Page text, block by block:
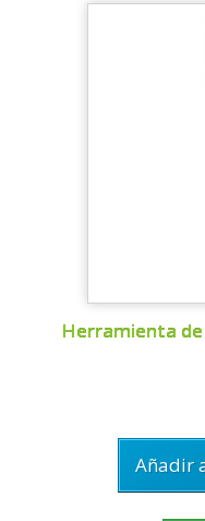
Herramienta de
Añadir